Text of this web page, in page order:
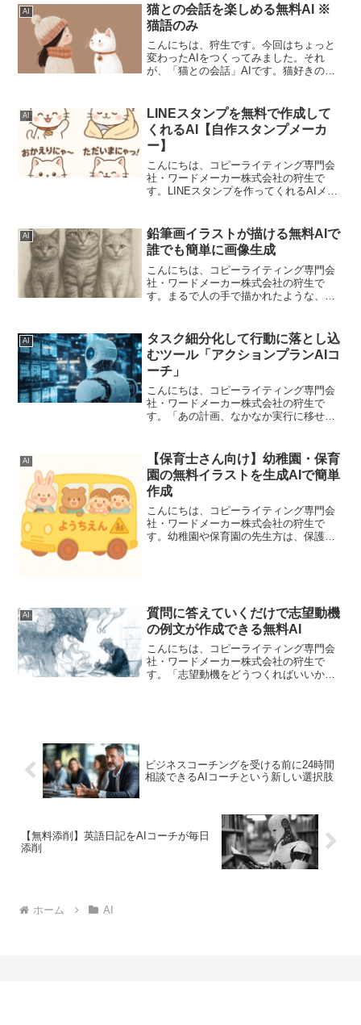
AI
猫との会話を楽しめる無料AI ※
猫語のみ
こんにちは、狩生です。今回はちょっと
変わったAIをつくってみました。それ
が、「猫との会話」AIです。猫好きのた
に画像をつくるので、コミュニケーショ
ンには大変時間がかか...
AI
LINEスタンプを無料で作成して
くれるAI【自作スタンプメーカ
ー】
こんにちは、コピーライティング専門会
社・ワードメーカー株式会社の狩生で
す。LINEスタンプを作ってくれるAIメー
いろいろ自作したい…という方にオスス
メです。L...
AI
鉛筆画イラストが描ける無料AIで
誰でも簡単に画像生成
こんにちは、コピーライティング専門会
社・ワードメーカー株式会社の狩生で
す。まるで人の手で描かれたような、温
した。「絵を描くのは少し苦手」「だけ
ど、自分のアイデア...
AI
タスク細分化して行動に落とし込
むツール「アクションプランAIコ
ーチ」
こんにちは、コピーライティング専門会
社・ワードメーカー株式会社の狩生で
す。「あの計画、なかなか実行に移せて
たタスクや目標はありませんか？私はよ
くあります…頭の中では重要...
AI
【保育士さん向け】幼稚園・保育
園の無料イラストを生成AIで簡単
作成
こんにちは、コピーライティング専門会
社・ワードメーカー株式会社の狩生で
す。幼稚園や保育園の先生方は、保護者
AI
質問に答えていくだけで志望動機
の例文が作成できる無料AI
こんにちは、コピーライティング専門会
社・ワードメーカー株式会社の狩生で
す。「志望動機をどうつくればいいかわ
ビジネスコーチングを受ける前に24時間
相談できるAIコーチという新しい選択肢
【無料添削】英語日記をAIコーチが毎日
添削
ホーム AI